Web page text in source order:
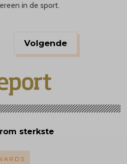
in de sport.
Volgende
sterkste